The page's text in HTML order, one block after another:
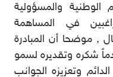
الوطنية والمسؤولية
في المساهمة
, موضحا أن المبادرة
, مقدماً شكره وتقديره لسمو
وتعزيزه الجوانب